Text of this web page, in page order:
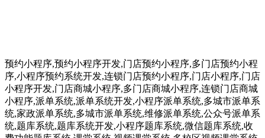
预约小程序,预约小程序开发,门店预约小程序,多门店预约小程
序,小程序预约系统开发,连锁门店预约小程序,门店小程序,门店
小程序开发,门店商城小程序,多门店商城小程序,连锁门店商城
小程序,派单系统,派单系统开发,小程序派单系统,多城市派单系
统,家政派单系统,多城市派单系统,维修派单系统,公众号派单系
统,题库系统,题库系统开发,小程序题库系统,微信题库系统,收